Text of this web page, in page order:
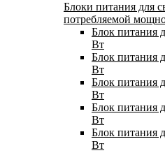
Блоки питания для
потребляемой
Блок питания
Вт
Блок питания
Вт
Блок питания
Вт
Блок питания
Вт
Блок питания
Вт